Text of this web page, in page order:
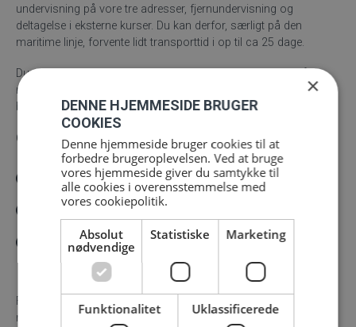
undervisning på vore tre adresser, fjernundervisning og
deltagelse i eksterne kurser. Du kan derfor, særligt på den
maritime linje, forvente lidt transporttid i op til ca 25 dage.
Du afslutter din uddannelse med en professionspraktik på 3
måneder, hvor de fleste også vælger at skrive deres
bachelorprojekt i samarbejde med praktikpladsen.
Opbygning af uddannelsen:
For mere detaljerede oplysninger om indholdet i
maskinmesteruddannelsen kan du læsebekendtgørelsen for
×
DENNE HJEMMESIDE BRUGER
COOKIES
Denne hjemmeside bruger cookies til at
forbedre brugeroplevelsen. Ved at bruge
vores hjemmeside giver du samtykke til
alle cookies i overensstemmelse med
vores cookiepolitik.
Absolut
nødvendige
Statistiske Marketing
Funktionalitet Uklassificerede